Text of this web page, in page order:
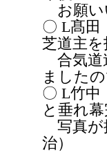
お願い
〇 L髙
芝道主
合気道
ました
〇 L竹
と垂れ
写真が
治）